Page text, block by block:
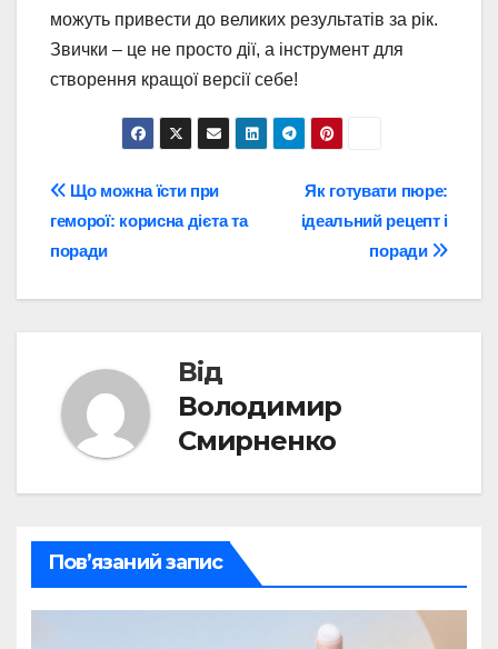
можуть привести до великих результатів за рік.
Звички – це не просто дії, а інструмент для
створення кращої версії себе!
Навігація
записів
Як готувати пюре:
ідеальний рецепт і
поради
Що можна їсти при
геморої: корисна дієта та
поради
Від
Володимир
Смирненко
Пов’язаний запис